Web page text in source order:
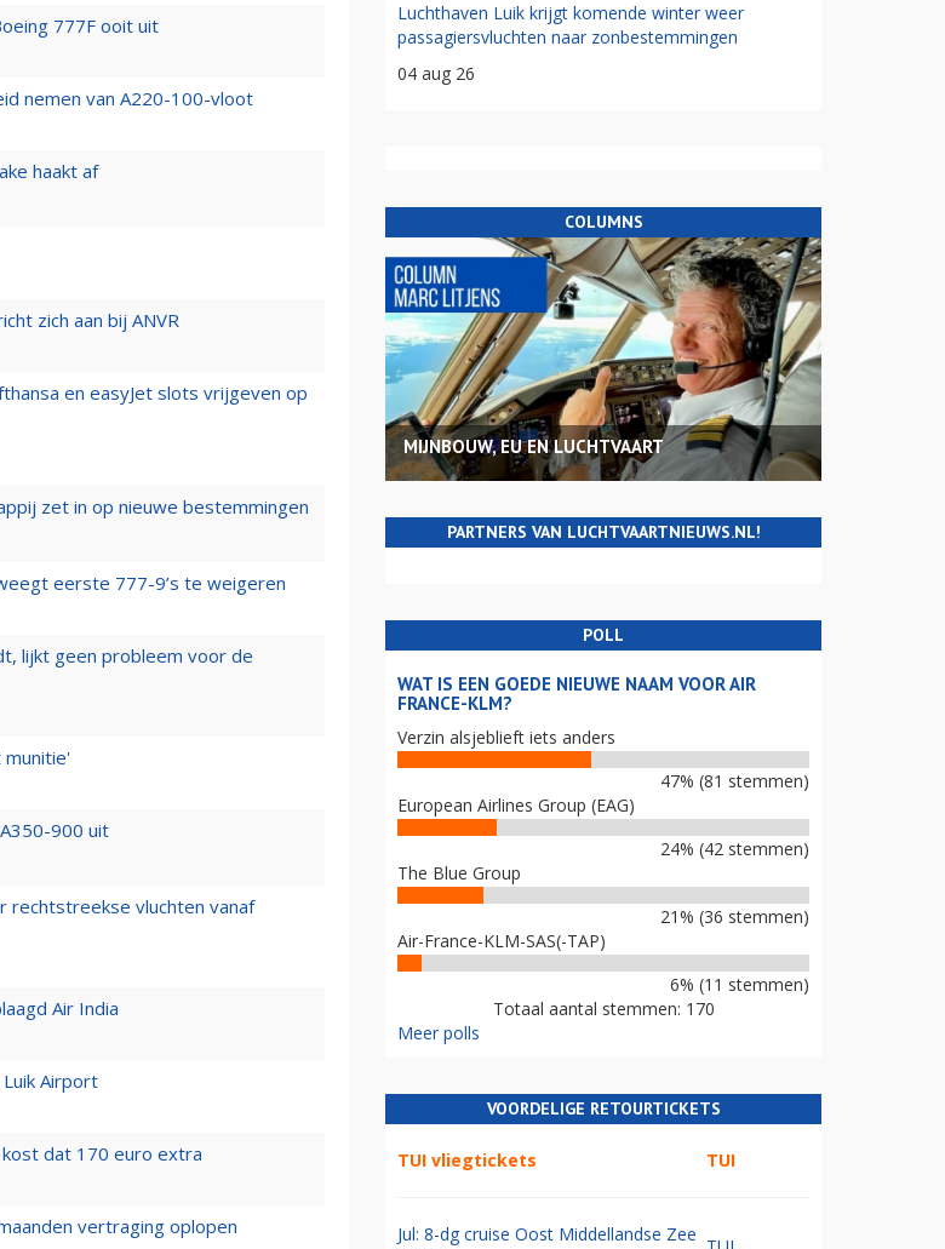
777F ooit uit
nemen van A220-100-vloot
haakt af
zich aan bij ANVR
en easyJet slots vrijgeven op
zet in op nieuwe bestemmingen
eerste 777-9’s te weigeren
lijkt geen probleem voor de
munitie'
900 uit
rechtstreekse vluchten vanaf
Air India
Airport
kost dat 170 euro extra
vertraging oplopen
Luchthaven Luik krijgt komende winter weer
passagiersvluchten naar zonbestemmingen
04 aug 26
COLUMNS
MIJNBOUW, EU EN LUCHTVAART
PARTNERS VAN LUCHTVAARTNIEUWS.NL!
POLL
WAT IS EEN GOEDE NIEUWE NAAM VOOR AIR
FRANCE-KLM?
Verzin alsjeblieft iets anders
47% (81 stemmen)
European Airlines Group (EAG)
24% (42 stemmen)
The Blue Group
21% (36 stemmen)
Air-France-KLM-SAS(-TAP)
6% (11 stemmen)
Totaal aantal stemmen: 170
Meer polls
VOORDELIGE RETOURTICKETS
TUI vliegtickets TUI
Jul: 8-dg cruise Oost Middellandse Zee